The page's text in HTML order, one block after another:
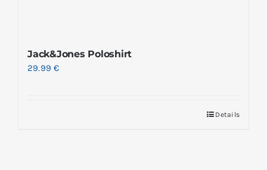
Jack&Jones Poloshirt
29.99€
Details